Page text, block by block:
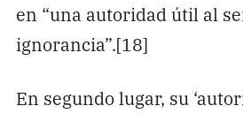
en “una autoridad útil al
ignorancia”.[18]
En segundo lugar, su